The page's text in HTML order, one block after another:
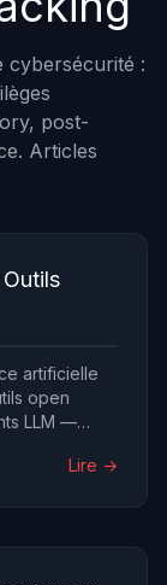
cybersécurité :
post-
Articles
artificielle
open
LLM —
quotidien
Lire →